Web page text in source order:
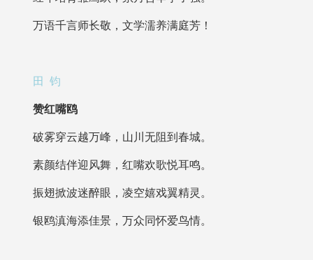
万语千言师长敬，文学濡养满庭芳！
田 钧
赞红嘴鸥
破雾穿云越万峰，山川无阻到春城。
素颜结伴迎风舞，红嘴欢歌悦耳鸣。
振翅掀波迷醉眼，凌空嬉戏翼精灵。
银鸥滇海添佳景，万众同怀爱鸟情。